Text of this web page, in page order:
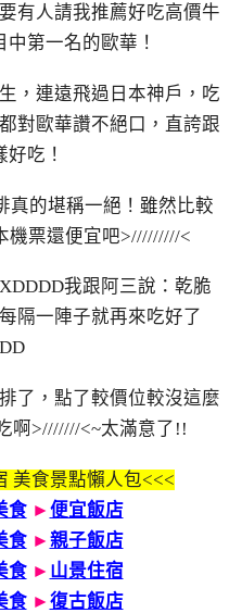
有人請我推薦好吃高價牛
第一名的歐華！
，連遠飛過日本神戶，吃
對歐華讚不絕口，直誇跟
好吃！
真的堪稱一絕！雖然比較
機票還便宜吧>/////////<
我跟阿三說：乾脆
每隔一陣子就再來吃好了
了，點了較價位較沒這麼
啊>///////<~太滿意了!!
美食景點懶人包<<<
食► 便宜飯店
食► 親子飯店
食► 山景住宿
食► 復古飯店